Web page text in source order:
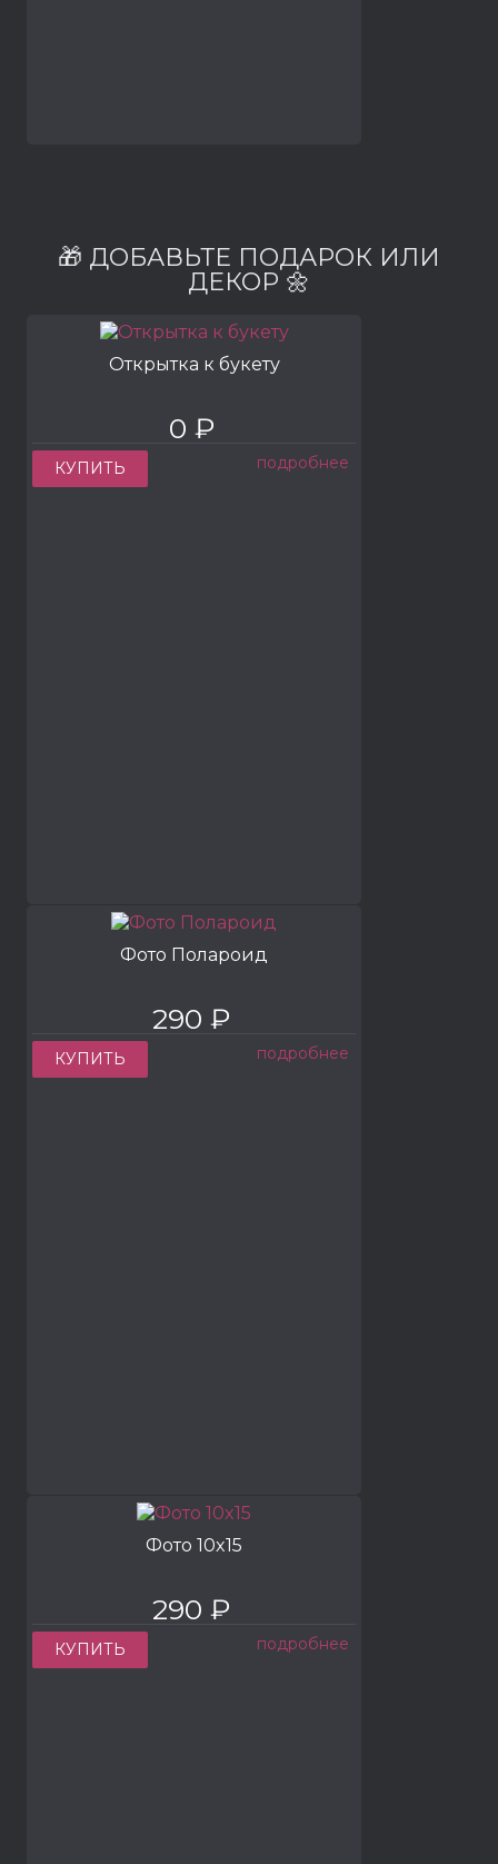
🎁 ДОБАВЬТЕ ПОДАРОК ИЛИ
ДЕКОР 🌼
Открытка к букету
0 ₽
КУПИТЬ подробнее
Фото Полароид
290 ₽
КУПИТЬ подробнее
Фото 10x15
290 ₽
КУПИТЬ подробнее